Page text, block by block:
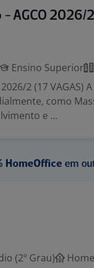
- AGCO 2026/2
Ensino Superior
2 (17 VAGAS)
como
e ...
HomeOffice em
(2º Grau)